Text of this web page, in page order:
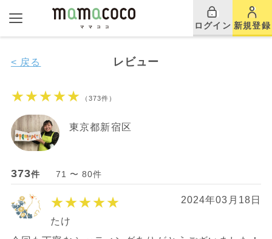
ログイン 新規登録
レビュー
< 戻る
★★★★★ （373件）
東京都新宿区
373件 71 〜 80件
★★★★★ 2024年03月18日
たけ